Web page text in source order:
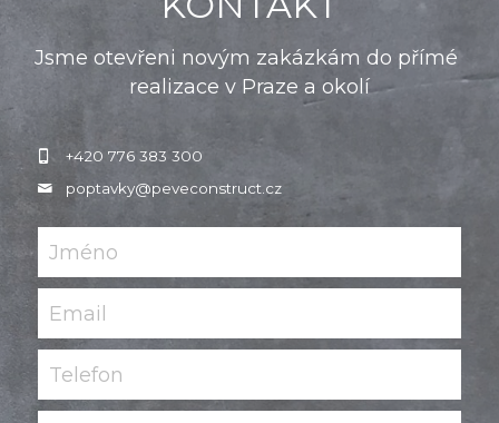
Jsme otevřeni novým zakázkám do přímé
realizace v Praze a okolí
+420 776 383 300
poptavky@peveconstruct.cz
Jméno
Email
Telefon